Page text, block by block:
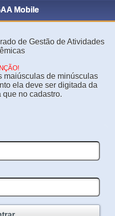
Mobile
de Gestão de Atividades
maiúsculas de minúsculas
ela deve ser digitada da
que no cadastro.